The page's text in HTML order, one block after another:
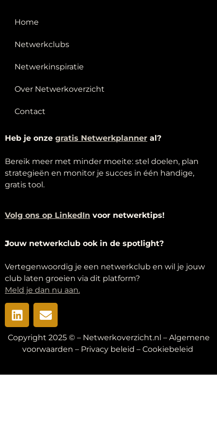
Home
Netwerkclubs
Netwerkinspiratie
Over Netwerkoverzicht
Contact
Heb je onze gratis Netwerkplanner al?
Bereik meer met minder moeite: stel doelen, plan
strategieën en monitor je succes in één handige,
gratis tool.
Volg ons op LinkedIn voor netwerktips!
Jouw netwerkclub ook in de spotlight?
Vertegenwoordig je een netwerkclub en wil je jouw
club laten groeien via dit platform?
Meld je dan nu aan.
Copyright 2025 © – Netwerkoverzicht.nl – Algemene
voorwaarden – Privacy beleid – Cookiebeleid